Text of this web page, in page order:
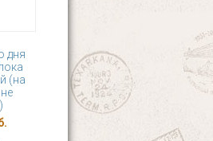
дня
(на